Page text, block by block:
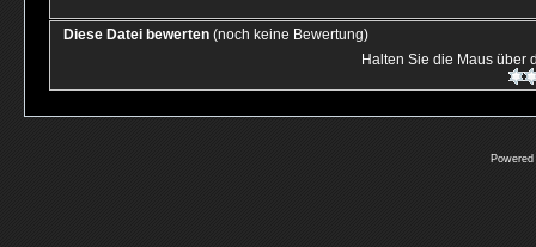
Diese Datei bewerten (noch keine Bewertung)
Halten Sie die Maus über